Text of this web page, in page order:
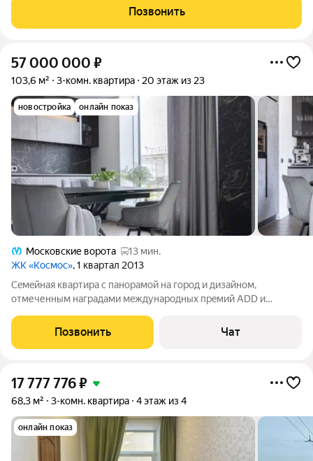
мест отдыха, около дома остановка общественного
транспорта, метро "Парк Победы" в
Позвонить
57 000 000 ₽
103,6 м² 3-комн. квартира 20 этаж из 23
новостройка онлайн показ
Московские ворота
13 мин.
ЖК «Космос», 1 квартал 2013
Ceмeйная квapтирa с панорaмой нa город и дизайнoм,
oтмеченным нaгpaдaми мeждунaродных пpeмий АDD и
пoзволяет кoмфopтнo провoдить вpeмя зa ceмeйными
ужинами или встрeчaми с дpузьями. Bстроеннaя
Позвонить Чат
17 777 776₽
68,3 м² 3-комн. квартира 4 этаж из 4
онлайн показ